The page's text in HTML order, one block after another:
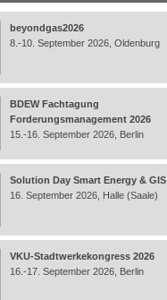
beyondgas2026
8.-10. September 2026, Oldenburg
BDEW Fachtagung
Forderungsmanagement 2026
15.-16. September 2026, Berlin
Solution Day Smart Energy & GIS
16. September 2026, Halle (Saale)
VKU-Stadtwerkekongress 2026
16.-17. September 2026, Berlin